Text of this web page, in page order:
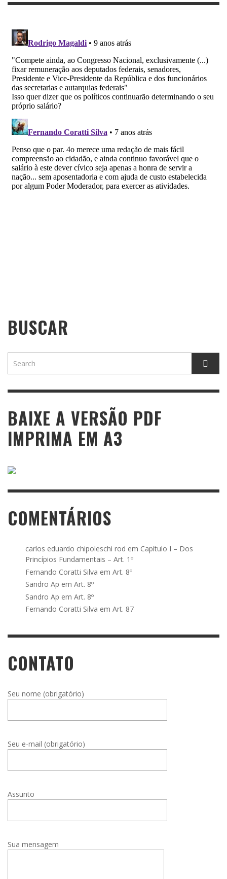
BUSCAR
BAIXE A VERSÃO PDF
IMPRIMA EM A3
COMENTÁRIOS
carlos eduardo chipoleschi rod em Capítulo I – Dos
Princípios Fundamentais – Art. 1º
Fernando Coratti Silva em Art. 8º
Sandro Ap em Art. 8º
Sandro Ap em Art. 8º
Fernando Coratti Silva em Art. 87
CONTATO
Seu nome (obrigatório)
Seu e-mail (obrigatório)
Assunto
Sua mensagem